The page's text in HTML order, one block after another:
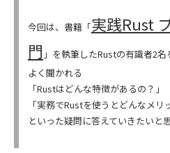
今回は、書籍「実践Rust
門 」を執筆したRustの有識者2
よく聞かれる
「Rustはどんな特徴があるの？」
「実務でRustを使うとどんなメリ
といった疑問に答えていきたいと思